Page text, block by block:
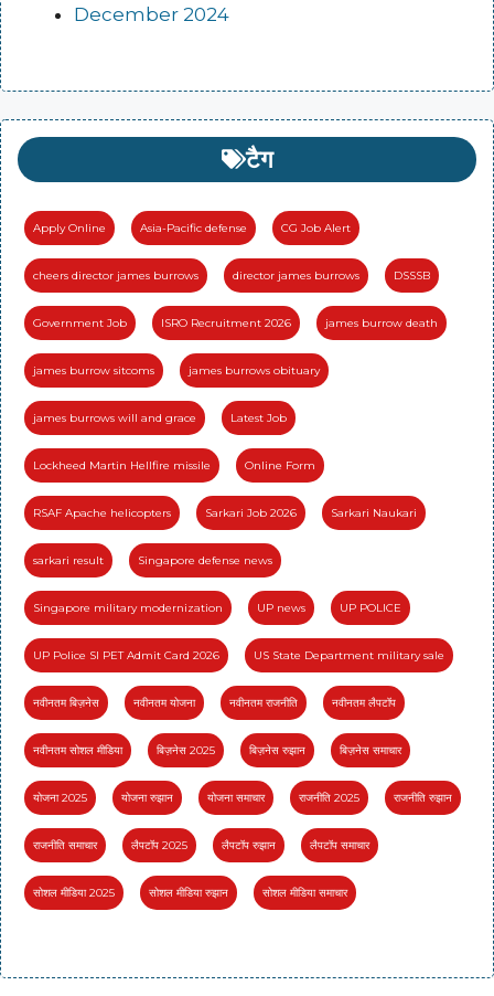
December 2024
टैग
Apply Online Asia-Pacific defense CG Job Alert
cheers director james burrows director james burrows DSSSB
Government Job ISRO Recruitment 2026 james burrow death
james burrow sitcoms james burrows obituary
james burrows will and grace Latest Job
Lockheed Martin Hellfire missile Online Form
RSAF Apache helicopters Sarkari Job 2026 Sarkari Naukari
sarkari result Singapore defense news
Singapore military modernization UP news UP POLICE
UP Police SI PET Admit Card 2026 US State Department military sale
नवीनतम बिज़नेस नवीनतम योजना नवीनतम राजनीति नवीनतम लैपटॉप
नवीनतम सोशल मीडिया बिज़नेस 2025 बिज़नेस रुझान बिज़नेस समाचार
योजना 2025 योजना रुझान योजना समाचार राजनीति 2025 राजनीति रुझान
राजनीति समाचार लैपटॉप 2025 लैपटॉप रुझान लैपटॉप समाचार
सोशल मीडिया 2025 सोशल मीडिया रुझान सोशल मीडिया समाचार